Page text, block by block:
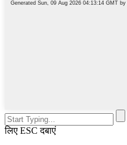
लिए ESC दबाएं